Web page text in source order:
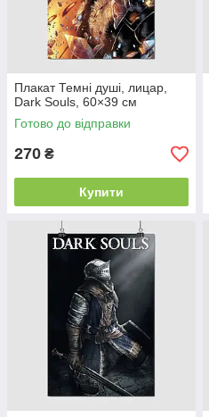
Плакат Темні душі, лицар,
Dark Souls, 60×39 см
Готово до відправки
270 ₴
Купити